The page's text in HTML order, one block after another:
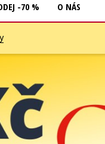
Technika a věda
Učebnice
Umění a kultura
-70 % O NÁS